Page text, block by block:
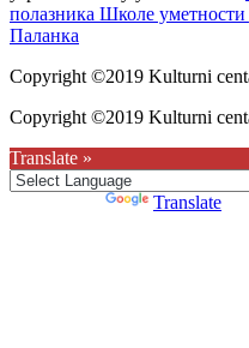
полазника Школе уметности
Паланка
Copyright ©2019 Kulturni
Copyright ©2019 Kulturni
Translate »
Translate